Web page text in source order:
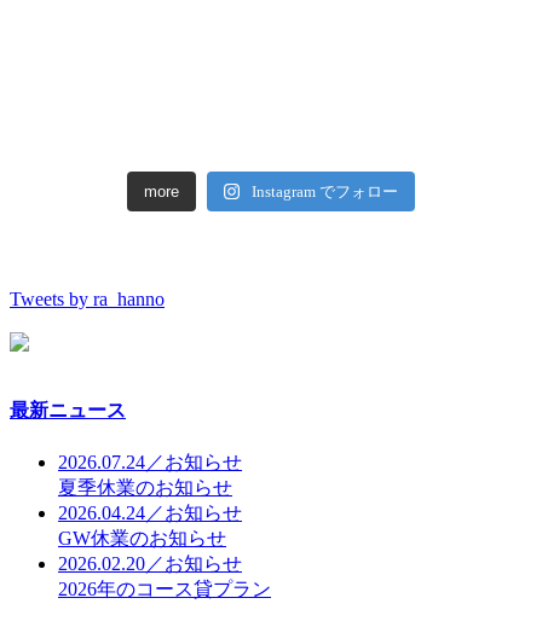
more Instagram でフォロー
Tweets by ra_hanno
最新ニュース
2026.07.24／お知らせ
夏季休業のお知らせ
2026.04.24／お知らせ
GW休業のお知らせ
2026.02.20／お知らせ
2026年のコース貸プラン